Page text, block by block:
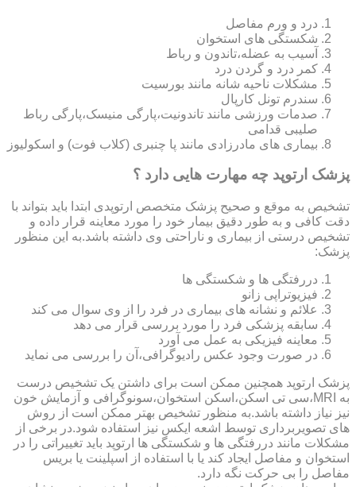
درد و ورم مفاصل
شکستگی های استخوان
آسیب به عضله،تاندون و رباط
کمر درد و گردن درد
مشکلات ناحیه شانه مانند بورسیت
سندرم تونل کارپال
صدمات ورزشی مانند تاندونیت،پارگی منیسک،پارگی رباط
صلیبی قدامی
بیماری های مادرزادی مانند پا چنبری (کلاب فوت) و اسکولیوز
پزشک ارتوپد چه مهارت هایی دارد ؟
تشخیص به موقع و صحیح پزشک متخصص ارتوپدی ابتدا باید بتواند با
دقت کافی و به طور دقیق بیمار خود را مورد معاینه قرار داده و
تشخیص درستی از بیماری و ناراحتی وی داشته باشد.به این منظور
پزشک:
دررفتگی ها و شکستگی ها
فیزیوتراپی زانو
علائم و نشانه های بیماری در فرد را از وی سوال می کند
سابقه پزشکی فرد را مورد بررسی قرار می دهد
معاینه فیزیکی به عمل می آورد
در صورت وجود عکس رادیوگرافی،آن را بررسی می‎ نماید
پزشک ارتوپد همچنین ممکن است برای داشتن یک تشخیص درست
به MRI،سی تی اسکن،اسکن استخوان،سونوگرافی و آزمایش خون
نیز نیاز داشته باشد.به منظور تشخیص بهتر ممکن است از روش
های تصویربرداری توسط اشعه ایکس نیز استفاده شود.در برخی از
مشکلات مانند دررفتگی ها و شکستگی ها ارتوپد باید تغییراتی را در
استخوان و مفاصل ایجاد کند یا با استفاده از اسپلینت یا بریس
مفاصل را بی حرکت نگه دارد.